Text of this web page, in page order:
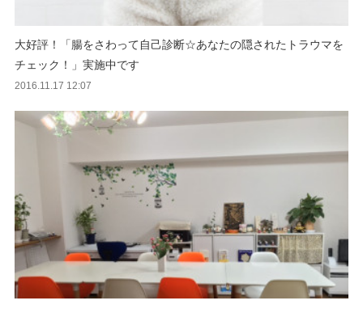
大好評！「腸をさわって自己診断☆あなたの隠されたトラウマを
チェック！」実施中です
2016.11.17 12:07